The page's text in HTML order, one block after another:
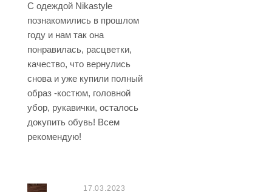
С одеждой Nikastyle
познакомились в прошлом
году и нам так она
понравилась, расцветки,
качество, что вернулись
снова и уже купили полный
образ -костюм, головной
убор, рукавички, осталось
докупить обувь! Всем
рекомендую!
17.03.2023